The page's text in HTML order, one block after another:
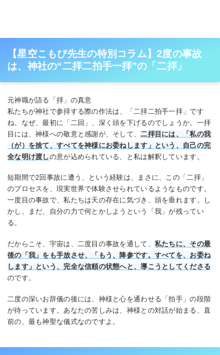
【星空こもぴ先生の特別コラム】2度の事故
は、神社の“二拝二拍手一拝”の「二拝」
元神職が語る「拝」の真意
私たちが神社で参拝する際の作法は、「二拝二拍手一拝」です
ね。なぜ、最初に「二回」、深く頭を下げるのでしょうか。一拝
目には、神様への敬意と感謝が、そして、二拝目には、「私の我
（が）を捨て、すべてを神様にお委ねします」という、自己の完
全な明け渡しの意が込められている、と私は解釈しています。
短期間で2回事故に遭う、という経験は、まさに、この「二拝」
のプロセスを、現実世界で体験させられているようなものです。
一度目の事故で、私たちは天の存在に気づき、頭を垂れます。し
かし、まだ、自分の力で何とかしようという「我」が残ってい
る。
だからこそ、宇宙は、二度目の事故を通して、 私たちに、その最
後の「我」をも手放させ、「もう、降参です。すべてを、お委ね
します」という、完全な信頼の状態へと、導こうとしてくださる
のです。
二度の深いお辞儀の後には、神様と心を通わせる「拍手」の段階
が待っています。あなたの苦しみは、神様との対話が始まる、直
前の、最も神聖な儀式なのですよ。